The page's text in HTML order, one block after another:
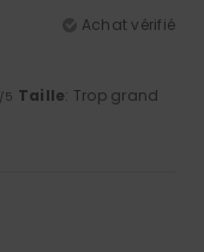
Achat vérifié
/5 Taille: Trop grand